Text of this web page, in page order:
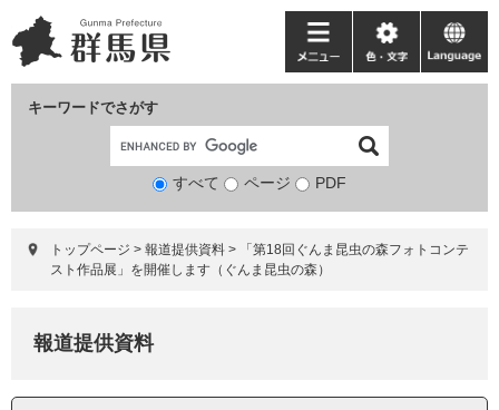
ー
ジ
ニ
ュ
て
キーワードでさがす
検
象
すべて ページ PDF
メ
ニ
ー
色・
文
language
トップページ > 報道提供資料 >
「第18回ぐんま昆虫の森フォトコンテ
スト作品展」を開催します（ぐんま昆虫の森）
報道提供資料